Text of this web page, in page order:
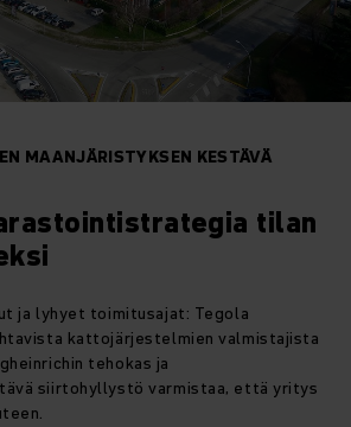
MAANJÄRISTYKSEN KESTÄVÄ
tilan
ja lyhyet toimitusajat: Tegola
kattojärjestelmien valmistajista
tehokas ja
siirtohyllystö varmistaa, että yritys